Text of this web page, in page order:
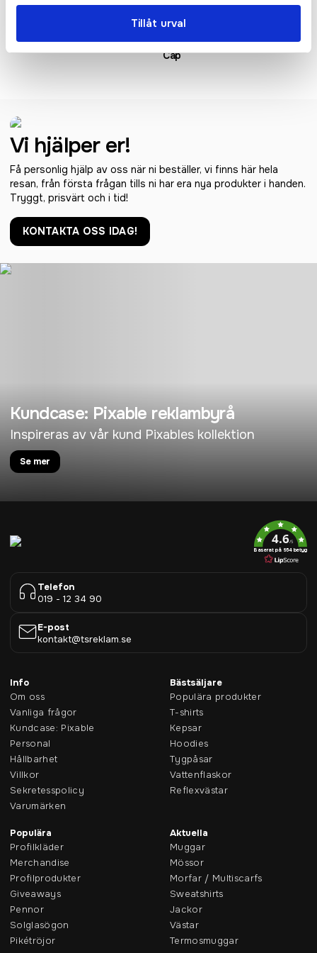
Tillåt urval
Kids Baseball Cap
Junior Original 5 Panel
Cap
Vi hjälper er!
Få personlig hjälp av oss när ni beställer, vi finns här hela
resan, från första frågan tills ni har era nya produkter i handen.
Tryggt, prisvärt och i tid!
KONTAKTA OSS IDAG!
Kundcase: Pixable reklambyrå
Inspireras av vår kund Pixables kollektion
Se mer
4.6/5
Baserat på 954 betyg
Telefon
019 - 12 34 90
E-post
kontakt@tsreklam.se
Info
Om oss
Vanliga frågor
Kundcase: Pixable
Personal
Hållbarhet
Villkor
Sekretesspolicy
Varumärken
Bästsäljare
Populära produkter
T-shirts
Kepsar
Hoodies
Tygpåsar
Vattenflaskor
Reflexvästar
Populära
Profilkläder
Merchandise
Profilprodukter
Giveaways
Pennor
Solglasögon
Pikétröjor
Aktuella
Muggar
Mössor
Morfar / Multiscarfs
Sweatshirts
Jackor
Västar
Termosmuggar